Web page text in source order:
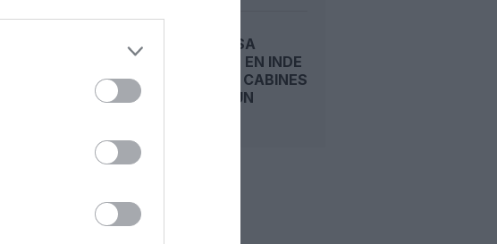
LUFTHANSA
ACCÉLÈRE EN INDE
AVEC DES CABINES
NEUVES, UN